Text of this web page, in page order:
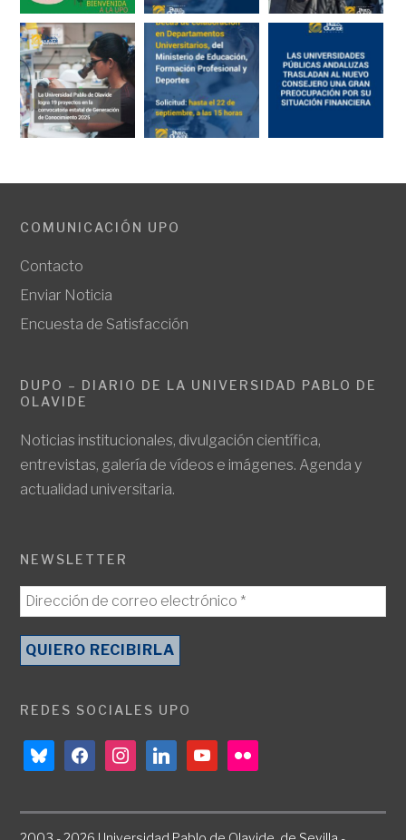
COMUNICACIÓN UPO
Contacto
Enviar Noticia
Encuesta de Satisfacción
DUPO – DIARIO DE LA UNIVERSIDAD PABLO DE
OLAVIDE
Noticias institucionales, divulgación científica,
entrevistas, galería de vídeos e imágenes. Agenda y
actualidad universitaria.
NEWSLETTER
REDES SOCIALES UPO
blueskyfacebookinstagramlinkedinyoutubeflickr